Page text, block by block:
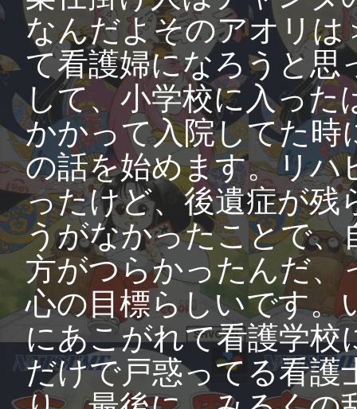
なんだよそのアオリ
て看護婦になろうと思
して、小学校に入った
かかって入院してた時
の話を始めます。リハ
ったけど、後遺症が残
うがなかったことで、
方がつらかったんだ、
心の目標らしいです。
にあこがれて看護学校
だけで戸惑ってる看護